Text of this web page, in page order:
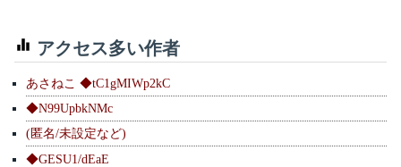
アクセス多い作者
あさねこ ◆tC1gMIWp2kC
◆N99UpbkNMc
(匿名/未設定など)
◆GESU1/dEaE